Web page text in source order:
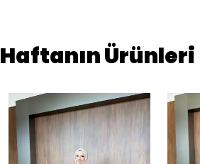
Haftanın Ürünleri